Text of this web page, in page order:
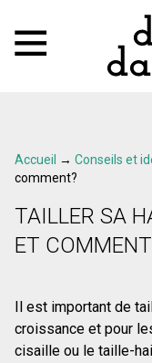
Accueil → Conseils et
comment?
TAILLER SA
ET
Il est important de
croissance et pour
cisaille ou le taille-